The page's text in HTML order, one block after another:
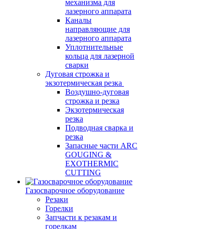
механизма для
лазерного аппарата
Каналы
направляющие для
лазерного аппарата
Уплотнительные
кольца для лазерной
сварки
Дуговая строжка и
экзотермическая резка
Воздушно-дуговая
строжка и резка
Экзотермическая
резка
Подводная сварка и
резка
Запасные части ARC
GOUGING &
EXOTHERMIC
CUTTING
Газосварочное оборудование
Резаки
Горелки
Запчасти к резакам и
горелкам